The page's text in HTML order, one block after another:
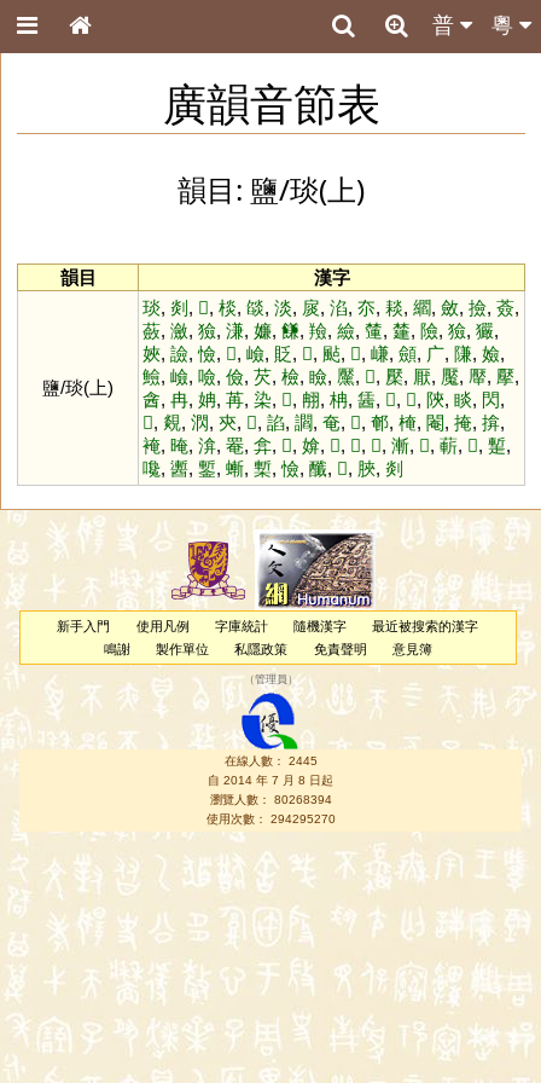
粵
普
廣韻音節表
韻目: 鹽/琰(上)
韻目 漢字
鹽/琰(上)
琰, 剡 , 𨁹, 棪, 燄, 淡, 扊, 淊, 夵, 䎦, 䌪, 斂, 撿, 薟,
蘞, 瀲, 獫, 溓, 嬚, 䭑, 羷, 䌞, 㰈, 㯬, 險, 獫, 玁,
㛍, 譣,憸, 𩏩, 嶮, 貶, 𦥘, 颭, 𩑳, 嵰, 顩, 广, 隒, 嬐,
䲓, 嶮, 噞, 儉, 芡, 檢, 瞼, 黶, 𧞣, 檿, 厭, 魘, 厴, 擪,
酓, 冉, 姌, 苒, 染, 𩃵, 䎃, 柟, 䣸, 𥬕, 𡜉, 陝, 睒, 閃,
𧴭, 覢, 㴸, 㚒, 𡟨, 諂, 讇, 奄, 𩃗, 䣍, 㭺, 閹, 掩, 揜,
裺, 晻, 渰, 罨, 弇, 𣃰, 媕, 𤗎, 𡹮, 𣄉, 漸, 𥕌, 蔪, 𦾶, 䟅,
嚵, 䤔, 鏨, 螹, 槧,憸, 䤘, 𩟗, 脥, 剡
新手入門 使用凡例 字庫統計 隨機漢字
最近被搜索的漢字
鳴謝
製作單位 私隱政策 免責聲明 意見簿
（管理員 ）
在線人數： 2445
自 2014 年 7 月 8 日起
瀏覽人數： 80268394
使用次數： 294295270